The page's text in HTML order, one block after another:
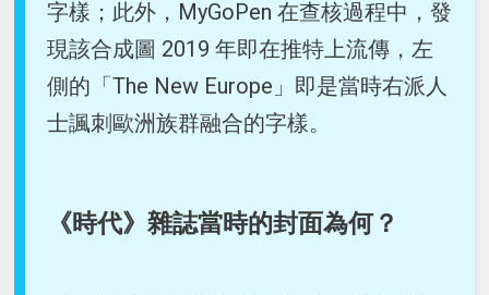
字樣；此外，MyGoPen 在查核過程中，發
現該合成圖 2019 年即在推特上流傳，左
側的「The New Europe」即是當時右派人
士諷刺歐洲族群融合的字樣。
《時代》雜誌當時的封面為何？